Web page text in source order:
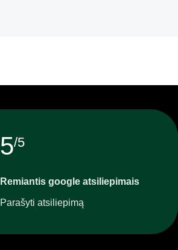
5/5
Remiantis google atsiliepimais
Parašyti atsiliepimą